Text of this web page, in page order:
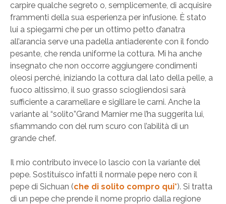
carpire qualche segreto o, semplicemente, di acquisire
frammenti della sua esperienza per infusione. È stato
lui a spiegarmi che per un ottimo petto d’anatra
all’arancia serve una padella antiaderente con il fondo
pesante, che renda uniforme la cottura. Mi ha anche
insegnato che non occorre aggiungere condimenti
oleosi perché, iniziando la cottura dal lato della pelle, a
fuoco altissimo, il suo grasso sciogliendosi sarà
sufficiente a caramellare e sigillare le carni. Anche la
variante al “solito”Grand Marnier me l’ha suggerita lui,
sfiammando con del rum scuro con l’abilità di un
grande chef.
Il mio contributo invece lo lascio con la variante del
pepe. Sostituisco infatti il normale pepe nero con il
pepe di Sichuan (che di solito compro qui*). Si tratta
di un pepe che prende il nome proprio dalla regione